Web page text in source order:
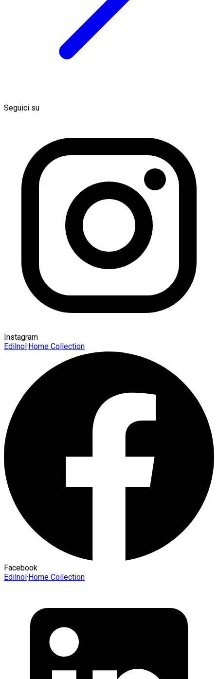
Seguici su
Instagram
Edilnol · Home Collection
Facebook
Edilnol · Home Collection